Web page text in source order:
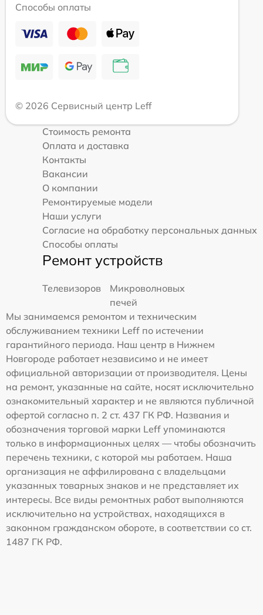
Способы оплаты
© 2026 Сервисный центр Leff
Стоимость ремонта
Оплата и доставка
Контакты
Вакансии
О компании
Ремонтируемые модели
Наши услуги
Согласие на обработку персональных данных
Способы оплаты
Ремонт устройств
Телевизоров
Микроволновых
печей
Мы занимаемся ремонтом и техническим
обслуживанием техники Leff по истечении
гарантийного периода. Наш центр в Нижнем
Новгороде работает независимо и не имеет
официальной авторизации от производителя. Цены
на ремонт, указанные на сайте, носят исключительно
ознакомительный характер и не являются публичной
офертой согласно п. 2 ст. 437 ГК РФ. Названия и
обозначения торговой марки Leff упоминаются
только в информационных целях — чтобы обозначить
перечень техники, с которой мы работаем. Наша
организация не аффилирована с владельцами
указанных товарных знаков и не представляет их
интересы. Все виды ремонтных работ выполняются
исключительно на устройствах, находящихся в
законном гражданском обороте, в соответствии со ст.
1487 ГК РФ.